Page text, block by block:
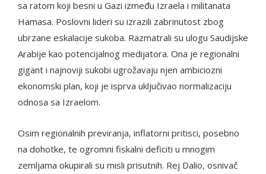
sa ratom koji besni u Gazi između Izraela i militanata
Hamasa. Poslovni lideri su izrazili zabrinutost zbog
ubrzane eskalacije sukoba. Razmatrali su ulogu Saudijske
Arabije kao potencijalnog medijatora. Ona je regionalni
gigant i najnoviji sukobi ugrožavaju njen ambiciozni
ekonomski plan, koji je isprva uključivao normalizaciju
odnosa sa Izraelom.
Osim regionalnih previranja, inflatorni pritisci, posebno
na dohotke, te ogromni fiskalni deficiti u mnogim
zemljama okupirali su misli prisutnih. Rej Dalio, osnivač